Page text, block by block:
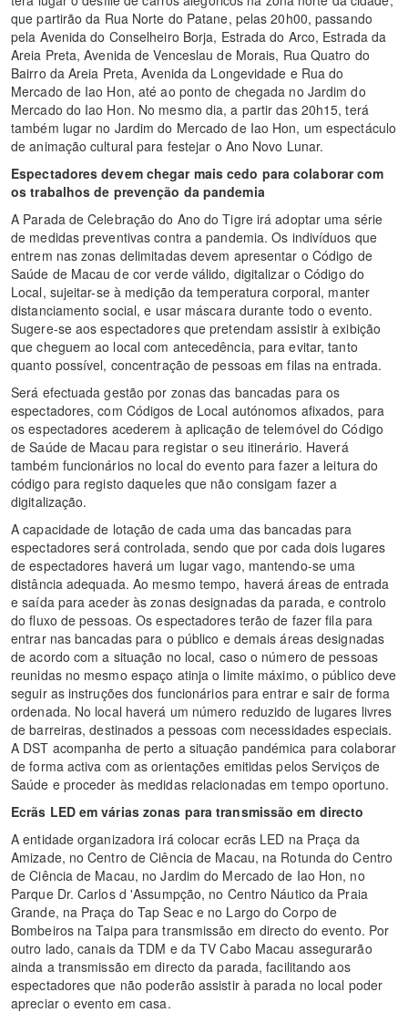
que partirão da Rua Norte do Patane, pelas 20h00, passando
pela Avenida do Conselheiro Borja, Estrada do Arco, Estrada da
Areia Preta, Avenida de Venceslau de Morais, Rua Quatro do
Bairro da Areia Preta, Avenida da Longevidade e Rua do
Mercado de Iao Hon, até ao ponto de chegada no Jardim do
Mercado do Iao Hon. No mesmo dia, a partir das 20h15, terá
também lugar no Jardim do Mercado de Iao Hon, um espectáculo
de animação cultural para festejar o Ano Novo Lunar.
Espectadores devem chegar mais cedo para colaborar com
os trabalhos de prevenção da pandemia
A Parada de Celebração do Ano do Tigre irá adoptar uma série
de medidas preventivas contra a pandemia. Os indivíduos que
entrem nas zonas delimitadas devem apresentar o Código de
Saúde de Macau de cor verde válido, digitalizar o Código do
Local, sujeitar-se à medição da temperatura corporal, manter
distanciamento social, e usar máscara durante todo o evento.
Sugere-se aos espectadores que pretendam assistir à exibição
que cheguem ao local com antecedência, para evitar, tanto
quanto possível, concentração de pessoas em filas na entrada.
Será efectuada gestão por zonas das bancadas para os
espectadores, com Códigos de Local autónomos afixados, para
os espectadores acederem à aplicação de telemóvel do Código
de Saúde de Macau para registar o seu itinerário. Haverá
também funcionários no local do evento para fazer a leitura do
código para registo daqueles que não consigam fazer a
digitalização.
A capacidade de lotação de cada uma das bancadas para
espectadores será controlada, sendo que por cada dois lugares
de espectadores haverá um lugar vago, mantendo-se uma
distância adequada. Ao mesmo tempo, haverá áreas de entrada
e saída para aceder às zonas designadas da parada, e controlo
do fluxo de pessoas. Os espectadores terão de fazer fila para
entrar nas bancadas para o público e demais áreas designadas
de acordo com a situação no local, caso o número de pessoas
reunidas no mesmo espaço atinja o limite máximo, o público deve
seguir as instruções dos funcionários para entrar e sair de forma
ordenada. No local haverá um número reduzido de lugares livres
de barreiras, destinados a pessoas com necessidades especiais.
A DST acompanha de perto a situação pandémica para colaborar
de forma activa com as orientações emitidas pelos Serviços de
Saúde e proceder às medidas relacionadas em tempo oportuno.
Ecrãs LED em várias zonas para transmissão em directo
A entidade organizadora irá colocar ecrãs LED na Praça da
Amizade, no Centro de Ciência de Macau, na Rotunda do Centro
de Ciência de Macau, no Jardim do Mercado de Iao Hon, no
Parque Dr. Carlos d 'Assumpção, no Centro Náutico da Praia
Grande, na Praça do Tap Seac e no Largo do Corpo de
Bombeiros na Taipa para transmissão em directo do evento. Por
outro lado, canais da TDM e da TV Cabo Macau assegurarão
ainda a transmissão em directo da parada, facilitando aos
espectadores que não poderão assistir à parada no local poder
apreciar o evento em casa.